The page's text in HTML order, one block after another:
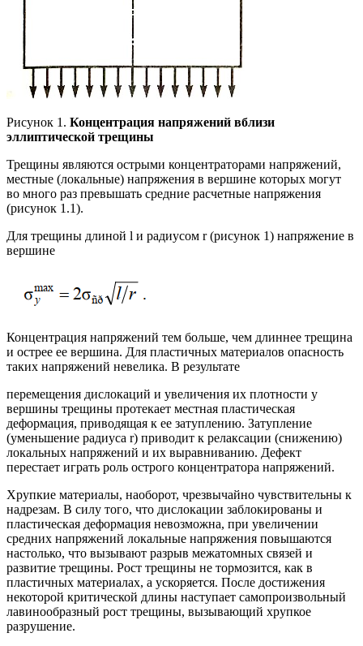
Рисунок 1. Концентрация напряжений вблизи
эллиптической трещины
Трещины являются острыми концентраторами напряжений,
местные (локальные) напряжения в вершине которых могут
во много раз превышать средние расчетные напряжения
(рисунок 1.1).
Для трещины длиной l и радиусом r (рисунок 1) напряжение в
вершине
Концентрация напряжений тем больше, чем длиннее трещина
и острее ее вершина. Для пластичных материалов опасность
таких напряжений невелика. В результате
перемещения дислокаций и увеличения их плотности у
вершины трещины протекает местная пластическая
деформация, приводящая к ее затуплению. Затупление
(уменьшение радиуса r) приводит к релаксации (снижению)
локальных напряжений и их выравниванию. Дефект
перестает играть роль острого концентратора напряжений.
Хрупкие материалы, наоборот, чрезвычайно чувствительны к
надрезам. В силу того, что дислокации заблокированы и
пластическая деформация невозможна, при увеличении
средних напряжений локальные напряжения повышаются
настолько, что вызывают разрыв межатомных связей и
развитие трещины. Рост трещины не тормозится, как в
пластичных материалах, а ускоряется. После достижения
некоторой критической длины наступает самопроизвольный
лавинообразный рост трещины, вызывающий хрупкое
разрушение.